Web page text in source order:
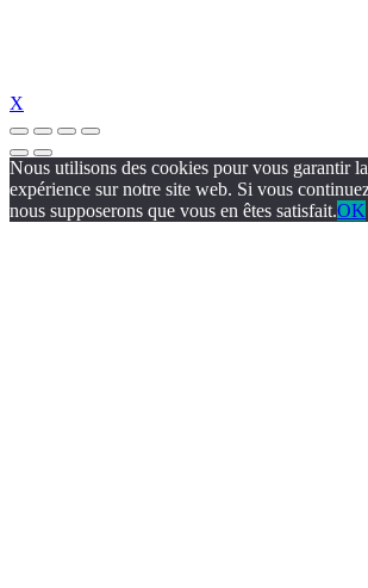
X
Nous utilisons des cookies pour vous garantir
expérience sur notre site web. Si vous
nous supposerons que vous en êtes satisfait.OK